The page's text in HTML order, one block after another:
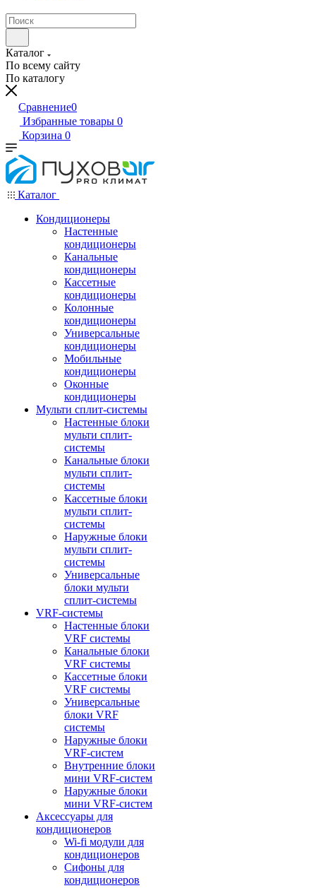
Каталог
По всему сайту
По каталогу
Сравнение0
Избранные товары 0
Корзина 0
Каталог
Кондиционеры
Настенные
кондиционеры
Канальные
кондиционеры
Кассетные
кондиционеры
Колонные
кондиционеры
Универсальные
кондиционеры
Мобильные
кондиционеры
Оконные
кондиционеры
Мульти сплит-системы
Настенные блоки
мульти сплит-
системы
Канальные блоки
мульти сплит-
системы
Кассетные блоки
мульти сплит-
системы
Наружные блоки
мульти сплит-
системы
Универсальные
блоки мульти
сплит-системы
VRF-системы
Настенные блоки
VRF системы
Канальные блоки
VRF системы
Кассетные блоки
VRF системы
Универсальные
блоки VRF
системы
Наружные блоки
VRF-систем
Внутренние блоки
мини VRF-систем
Наружные блоки
мини VRF-систем
Аксессуары для
кондиционеров
Wi-fi модули для
кондиционеров
Сифоны для
кондиционеров